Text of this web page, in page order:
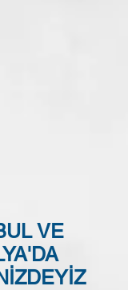
VE